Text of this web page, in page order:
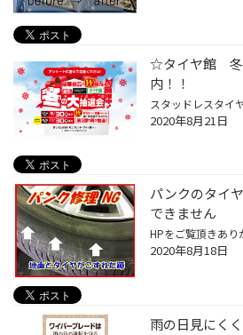
☆タイヤ館 冬
内！！
2020年8月21日
パンクのタイ
できません
2020年8月18日
雨の日見にく